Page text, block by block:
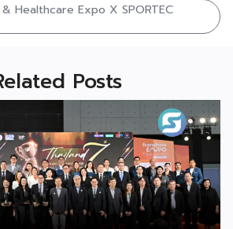
Healthcare Expo X SPORTEC
Posts